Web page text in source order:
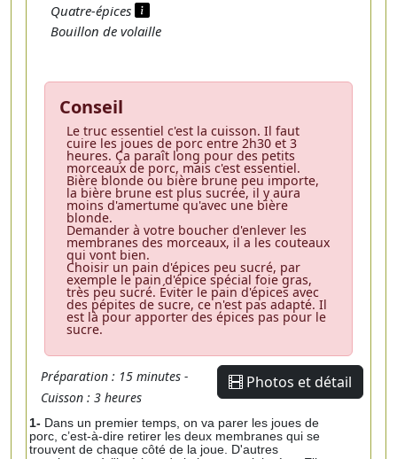
Quatre-épices
Bouillon de volaille
Conseil
Le truc essentiel c'est la cuisson. Il faut
cuire les joues de porc entre 2h30 et 3
heures. Ça paraît long pour des petits
morceaux de porc, mais c'est essentiel.
Bière blonde ou bière brune peu importe,
la bière brune est plus sucrée, il y aura
moins d'amertume qu'avec une bière
blonde.
Demander à votre boucher d'enlever les
membranes des morceaux, il a les couteaux
qui vont bien.
Choisir un pain d'épices peu sucré, par
exemple le pain d'épice spécial foie gras,
très peu sucré. Éviter le pain d'épices avec
des pépites de sucre, ce n'est pas adapté. Il
est là pour apporter des épices pas pour le
sucre.
Préparation : 15 minutes -
Cuisson : 3 heures
Photos et détail
1- Dans un premier temps, on va parer les joues de
porc, c’est-à-dire retirer les deux membranes qui se
trouvent de chaque côté de la joue. D'autres